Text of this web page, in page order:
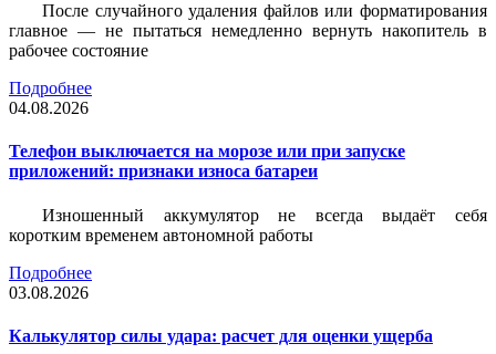
После случайного удаления файлов или форматирования
главное — не пытаться немедленно вернуть накопитель в
рабочее состояние
Подробнее
04.08.2026
Телефон выключается на морозе или при запуске
приложений: признаки износа батареи
Изношенный аккумулятор не всегда выдаёт себя
коротким временем автономной работы
Подробнее
03.08.2026
Калькулятор силы удара: расчет для оценки ущерба